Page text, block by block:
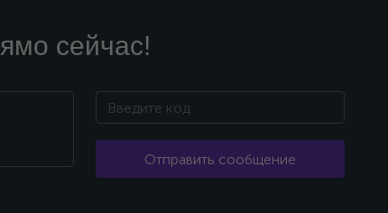
сейчас!
Отправить сообщение